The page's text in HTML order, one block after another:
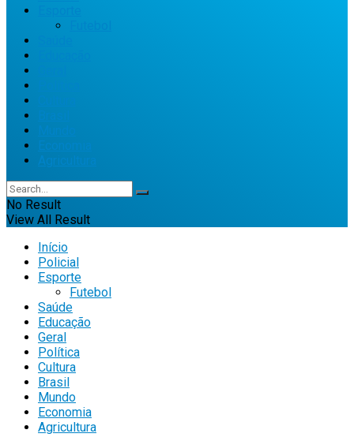
Agricultura
No Result
View All Result
Início
Policial
Esporte
Futebol
Saúde
Educação
Geral
Política
Cultura
Brasil
Mundo
Economia
Agricultura